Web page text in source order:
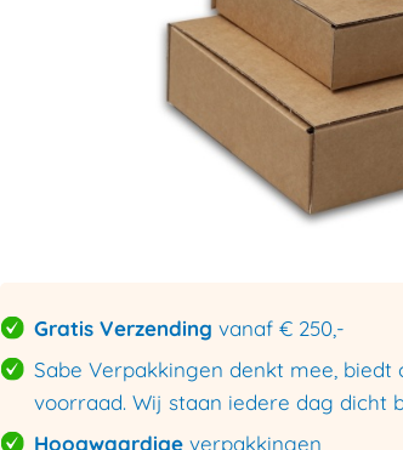
Gratis Verzending vanaf € 250,-
Sabe Verpakkingen denkt mee,
voorraad. Wij staan iedere dag dicht
Hoogwaardige verpakkingen